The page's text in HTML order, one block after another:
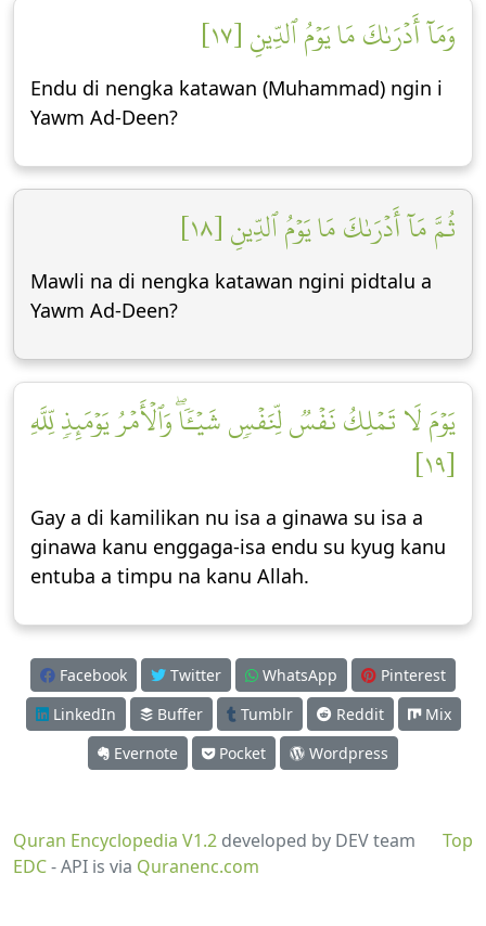
وَمَآ أَدۡرَىٰكَ مَا يَوۡمُ ٱلدِّينِ [١٧]
Endu di nengka katawan (Muhammad) ngin i
Yawm Ad-Deen?
ثُمَّ مَآ أَدۡرَىٰكَ مَا يَوۡمُ ٱلدِّينِ [١٨]
Mawli na di nengka katawan ngini pidtalu a
Yawm Ad-Deen?
يَوۡمَ لَا تَمۡلِكُ نَفۡسٞ لِّنَفۡسٖ شَيۡـٔٗاۖ وَٱلۡأَمۡرُ يَوۡمَئِذٖ لِّلَّهِ
[١٩]
Gay a di kamilikan nu isa a ginawa su isa a
ginawa kanu enggaga-isa endu su kyug kanu
entuba a timpu na kanu Allah.
Facebook Twitter WhatsApp
Pinterest
LinkedIn
Buffer Tumblr Reddit
Mix
Evernote
Pocket Wordpress
Top
Quran Encyclopedia V1.2 developed by DEV team
EDC- API is via Quranenc.com